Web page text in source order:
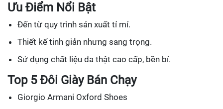
Ưu Điểm Nổi Bật
Đến từ quy trình sản xuất tỉ mỉ.
Thiết kế tinh giản nhưng sang trọng.
Sử dụng chất liệu da thật cao cấp, bền bỉ.
Top 5 Đôi Giày Bán Chạy
Giorgio Armani Oxford Shoes